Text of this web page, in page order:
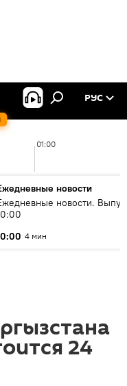
РУС
01:00
новости
новости.
4 мин
24